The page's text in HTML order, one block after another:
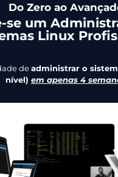
Do Zero ao
se um
Linux
deadministrar o
nível) em apenas 4